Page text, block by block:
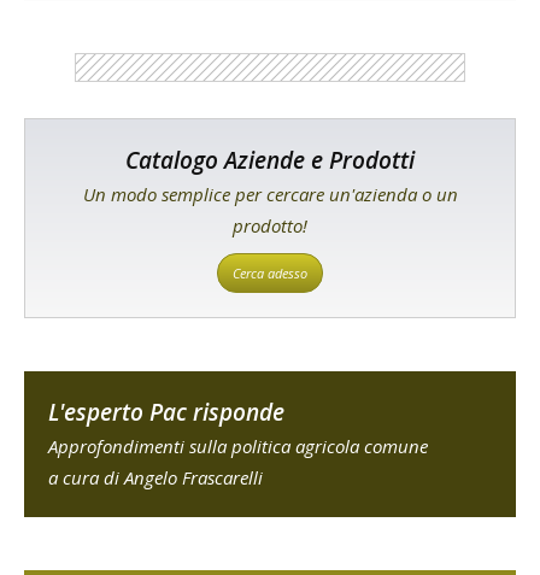
Catalogo Aziende e Prodotti
Un modo semplice per cercare un'azienda o un
prodotto!
Cerca adesso
L'esperto Pac risponde
Approfondimenti sulla politica agricola comune
a cura di Angelo Frascarelli